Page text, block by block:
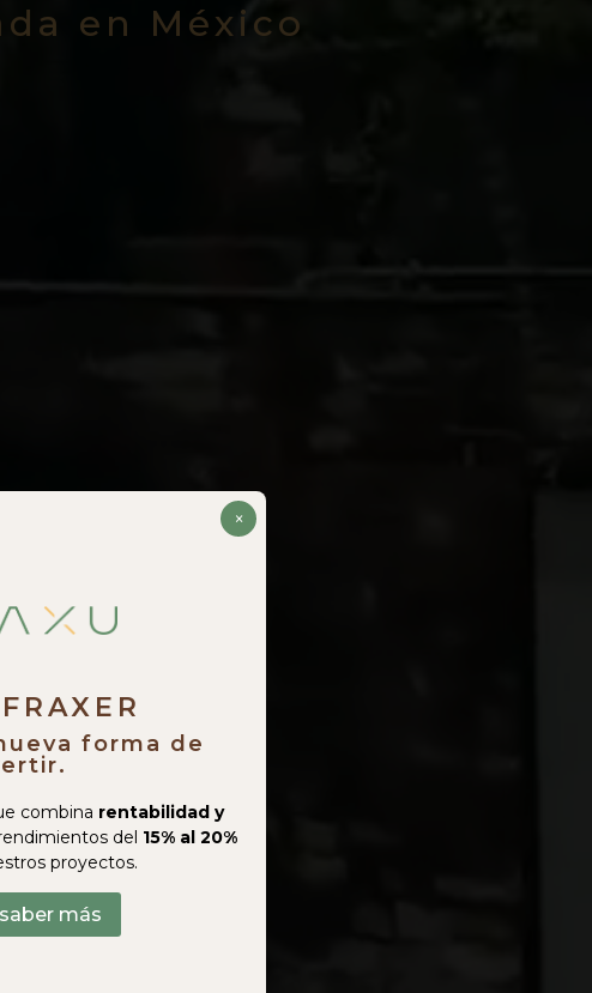
en México
×
forma de
combina rentabilidad y
del 15% al 20%
proyectos.
más